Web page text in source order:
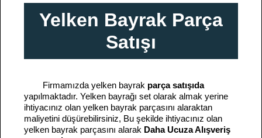
Yelken Bayrak Parça
Satışı
Firmamızda yelken bayrak parça satışıda
yapılmaktadır. Yelken bayrağı set olarak almak yerine
ihtiyacınız olan yelken bayrak parçasını alaraktan
maliyetini düşürebilirsiniz, Bu şekilde ihtiyacınız olan
yelken bayrak parçasını alarak Daha Ucuza Alışveriş